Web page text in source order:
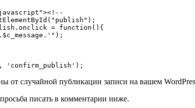
= function(){
от случайной публикации записи на вашем
писать в комментарии ниже.